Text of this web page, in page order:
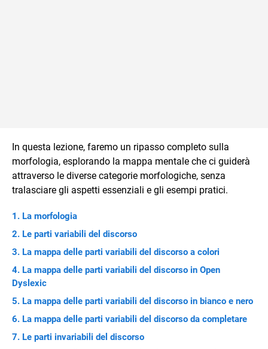
In questa lezione, faremo un ripasso completo sulla
morfologia, esplorando la mappa mentale che ci guiderà
attraverso le diverse categorie morfologiche, senza
tralasciare gli aspetti essenziali e gli esempi pratici.
La morfologia
Le parti variabili del discorso
La mappa delle parti variabili del discorso a colori
La mappa delle parti variabili del discorso in Open
Dyslexic
La mappa delle parti variabili del discorso in bianco e nero
La mappa delle parti variabili del discorso da completare
Le parti invariabili del discorso